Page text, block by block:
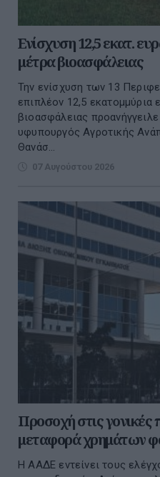
Ενίσχυση 12,5 εκατ.
μέτρα βιοασφάλειας
Την ενίσχυση των 13
επιπλέον 12,5 εκατομμύρια
βιοασφάλειας
υφυπουργός Αγροτικής
Θανάσ...
07 Αυγούστου 2026
Προσοχή στις γονικές
μεταφορά χρημάτων
Η ΑΑΔΕ εντείνει τους